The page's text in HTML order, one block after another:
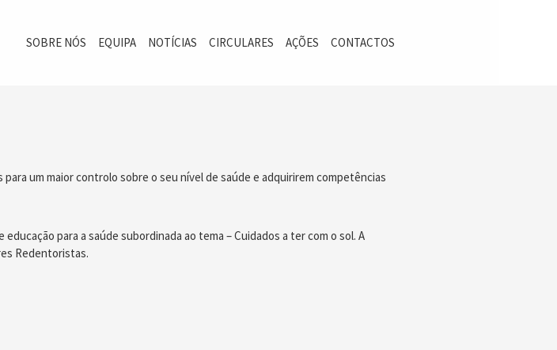
SOBRE NÓS EQUIPA NOTÍCIAS CIRCULARES AÇÕES CONTACTOS
um maior controlo sobre o seu nível de saúde e adquirirem competências
para a saúde subordinada ao tema – Cuidados a ter com o sol. A
Redentoristas.